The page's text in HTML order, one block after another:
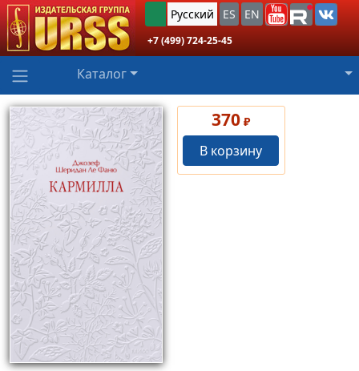
Русский ES EN
+7 (499) 724-25-45
Каталог
370 ₽
В корзину